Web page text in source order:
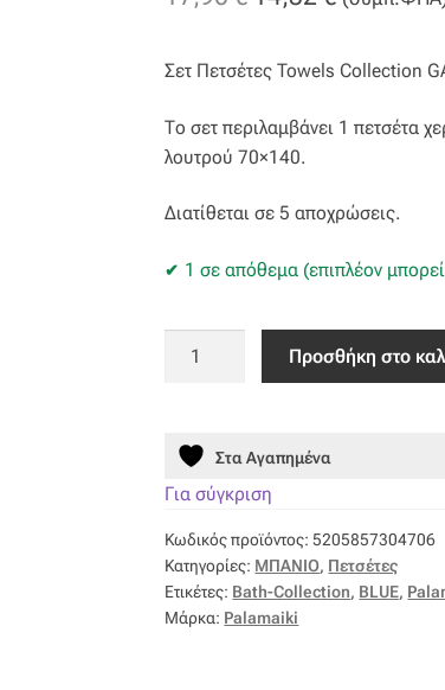
was:
17,90 €.
τιμή
είναι:
Σετ Πετσέτες Towels Collection
Το σετ περιλαμβάνει 1 πετσέτα
λουτρού 70×140.
Διατίθεται σε 5 αποχρώσεις.
1 σε απόθεμα (επιπλέον
70X140)
GARY
ποσότητα
Προσθήκη στο
Στα Αγαπημένα
Για σύγκριση
Κωδικός προϊόντος:5205857304706
Κατηγορίες: ΜΠΑΝΙΟ, Πετσέτες
Ετικέτες: Bath-Collection, BLUE,
Μάρκα: Palamaiki